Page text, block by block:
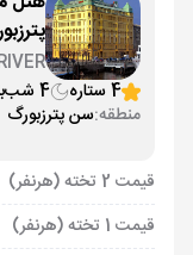
4 ستاره 4 شب
منطقه:سن پترزبورگ
قیمت 2 تخته (هرنفر)
قیمت 1 تخته (هرنفر)